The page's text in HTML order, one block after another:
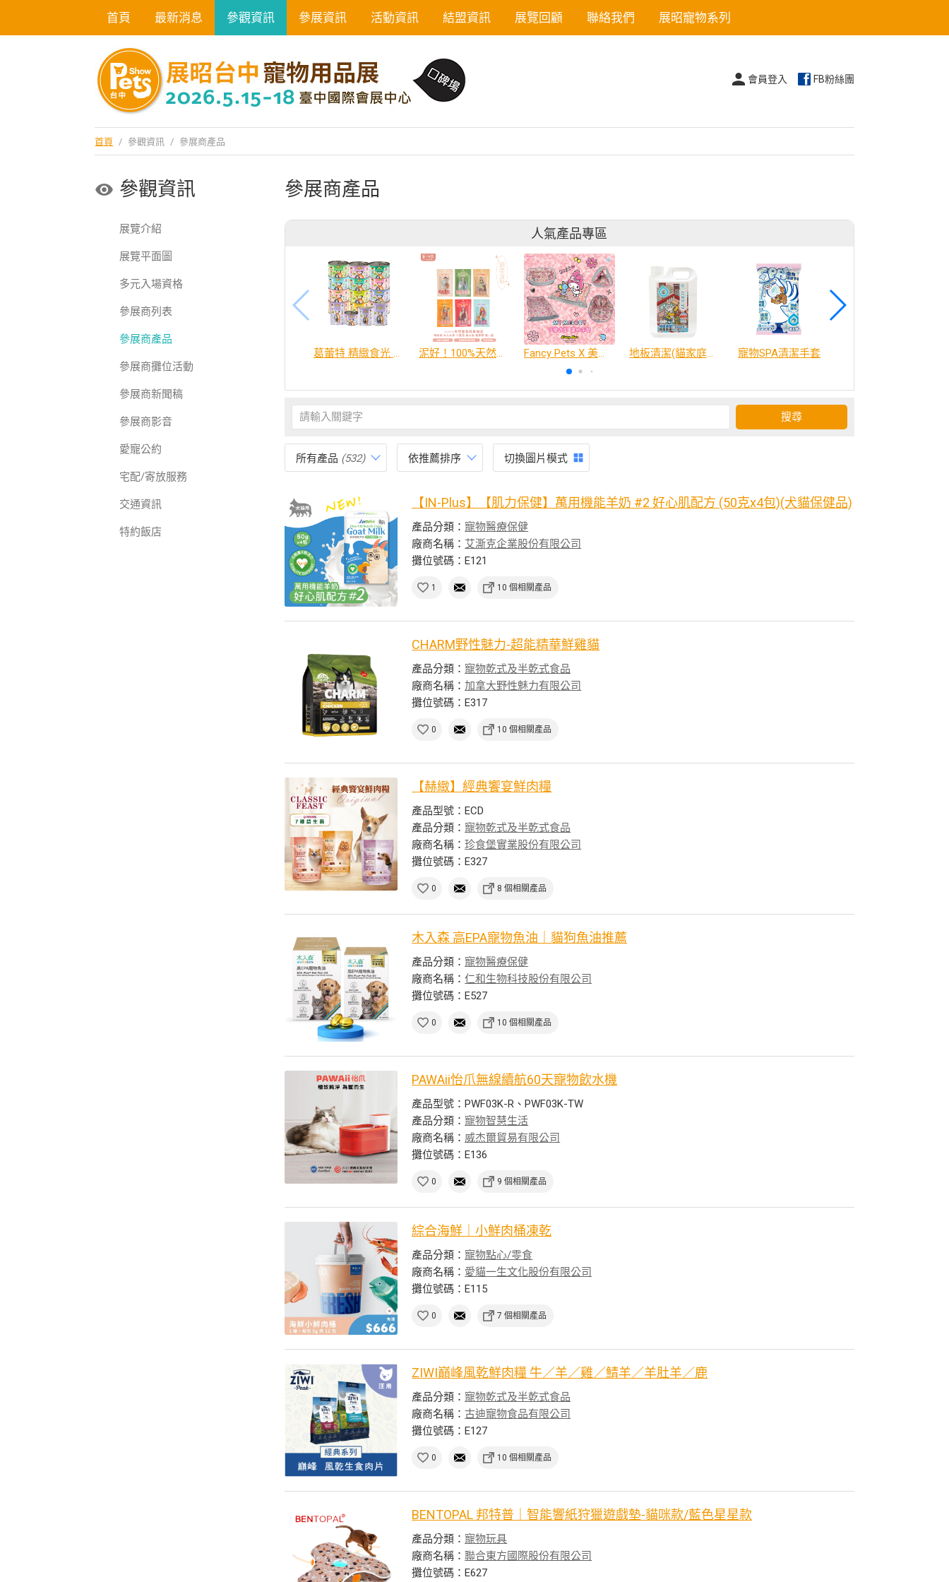
首頁 最新消息 參觀資訊 參展資訊 活動資訊 結盟資訊 展覽回顧 聯絡我們 展昭寵物系列
會員登入 FB粉絲團
首頁 / 參觀資訊 / 參展商產品
參觀資訊
展覽介紹
展覽平面圖
多元入場資格
參展商列表
參展商產品
參展商攤位活動
參展商新聞稿
參展商影音
愛寵公約
宅配/寄放服務
交通資訊
特約飯店
參展商產品
人氣產品專區
葛蕾特 精緻食光 主食貓罐、貓餐包 泥好！100%天然營養蔬果肉泥 Fancy Pets X 美樂蒂 百變造型寵物睡床墊 地板清潔(貓家庭適用)2000ml 寵物SPA清潔手套
所有產品 (532) 依推薦排序 切換圖片模式
【IN-Plus】【肌力保健】萬用機能羊奶 #2 好心肌配方 (50克x4包)(犬貓保健品)
產品分類：寵物醫療保健
廠商名稱： 艾澌克企業股份有限公司
攤位號碼：E121
1 10 個相關產品
CHARM野性魅力-超能精華鮮雞貓
產品分類：寵物乾式及半乾式食品
廠商名稱：加拿大野性魅力有限公司
攤位號碼：E317
0 10 個相關產品
【赫緻】經典饗宴鮮肉糧
產品型號：ECD
產品分類：寵物乾式及半乾式食品
廠商名稱：珍食堡實業股份有限公司
攤位號碼：E327
0 8 個相關產品
木入森 高EPA寵物魚油｜貓狗魚油推薦
產品分類：寵物醫療保健
廠商名稱：仁和生物科技股份有限公司
攤位號碼：E527
0 10 個相關產品
PAWAii怡爪無線續航60天寵物飲水機
產品型號：PWF03K-R、PWF03K-TW
產品分類：寵物智慧生活
廠商名稱： 威杰爾貿易有限公司
攤位號碼：E136
0 9 個相關產品
綜合海鮮｜小鮮肉桶凍乾
產品分類：寵物點心/零食
廠商名稱： 愛貓一生文化股份有限公司
攤位號碼：E115
0 7 個相關產品
ZIWI巔峰風乾鮮肉糧 牛／羊／雞／鯖羊／羊肚羊／鹿
產品分類：寵物乾式及半乾式食品
廠商名稱：古迪寵物食品有限公司
攤位號碼：E127
0 10 個相關產品
BENTOPAL 邦特普｜智能響紙狩獵遊戲墊-貓咪款/藍色星星款
產品分類：寵物玩具
廠商名稱：聯合東方國際股份有限公司
攤位號碼：E627